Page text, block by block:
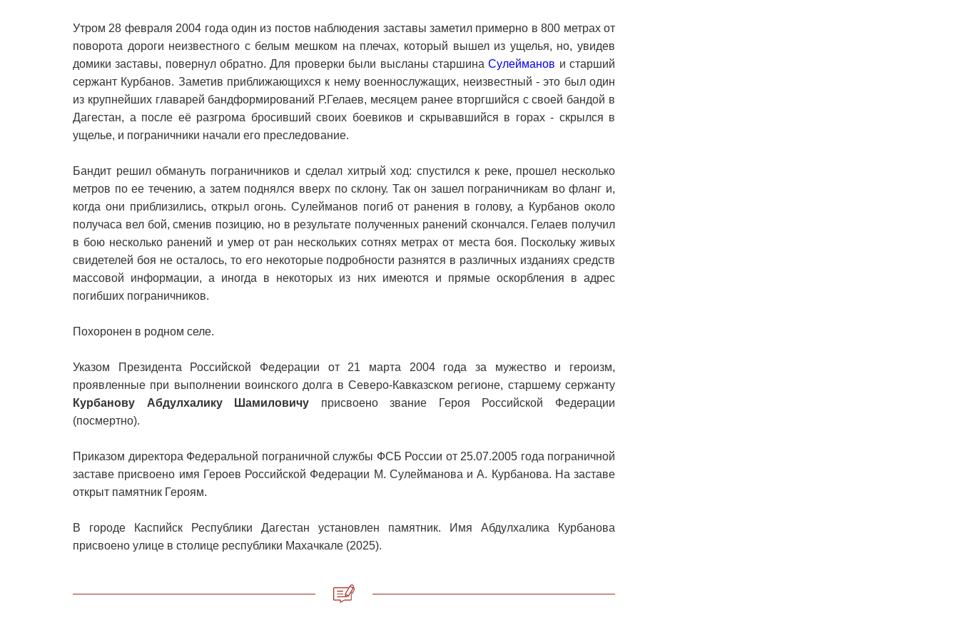
Утром 28 февраля 2004 года один из постов наблюдения заставы заметил примерно в 800 метрах от
поворота дороги неизвестного с белым мешком на плечах, который вышел из ущелья, но, увидев
домики заставы, повернул обратно. Для проверки были высланы старшинаСулейманов и старший
сержант Курбанов. Заметив приближающихся к нему военнослужащих, неизвестный - это был один
из крупнейших главарей бандформирований Р.Гелаев, месяцем ранее вторгшийся с своей бандой в
Дагестан, а после её разгрома бросивший своих боевиков и скрывавшийся в горах - скрылся в
ущелье, и пограничники начали его преследование.
Бандит решил обмануть пограничников и сделал хитрый ход: спустился к реке, прошел несколько
метров по ее течению, а затем поднялся вверх по склону. Так он зашел пограничникам во фланг и,
когда они приблизились, открыл огонь. Сулейманов погиб от ранения в голову, а Курбанов около
получаса вел бой, сменив позицию, но в результате полученных ранений скончался. Гелаев получил
в бою несколько ранений и умер от ран нескольких сотнях метрах от места боя. Поскольку живых
свидетелей боя не осталось, то его некоторые подробности разнятся в различных изданиях средств
массовой информации, а иногда в некоторых из них имеются и прямые оскорбления в адрес
погибших пограничников.
Похоронен в родном селе.
Указом Президента Российской Федерации от 21 марта 2004 года за мужество и героизм,
проявленные при выполнении воинского долга в Северо-Кавказском регионе, старшему сержанту
Курбанову Абдулхалику Шамиловичу присвоено звание Героя Российской Федерации
(посмертно).
Приказом директора Федеральной пограничной службы ФСБ России от 25.07.2005 года пограничной
заставе присвоено имя Героев Российской Федерации М. Сулейманова и А. Курбанова. На заставе
открыт памятник Героям.
В городе Каспийск Республики Дагестан установлен памятник. Имя Абдулхалика Курбанова
присвоено улице в столице республики Махачкале (2025).